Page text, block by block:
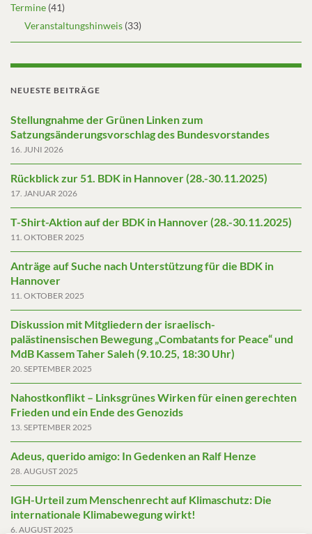
Termine (41)
Veranstaltungshinweis (33)
NEUESTE BEITRÄGE
Stellungnahme der Grünen Linken zum
Satzungsänderungsvorschlag des Bundesvorstandes
16. JUNI 2026
Rückblick zur 51. BDK in Hannover (28.-30.11.2025)
17. JANUAR 2026
T-Shirt-Aktion auf der BDK in Hannover (28.-30.11.2025)
11. OKTOBER 2025
Anträge auf Suche nach Unterstützung für die BDK in
Hannover
11. OKTOBER 2025
Diskussion mit Mitgliedern der israelisch-
palästinensischen Bewegung „Combatants for Peace“ und
MdB Kassem Taher Saleh (9.10.25, 18:30 Uhr)
20. SEPTEMBER 2025
Nahostkonflikt – Linksgrünes Wirken für einen gerechten
Frieden und ein Ende des Genozids
13. SEPTEMBER 2025
Adeus, querido amigo: In Gedenken an Ralf Henze
28. AUGUST 2025
IGH-Urteil zum Menschenrecht auf Klimaschutz: Die
internationale Klimabewegung wirkt!
6. AUGUST 2025